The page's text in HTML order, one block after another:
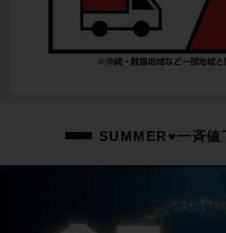
ブレーキキャリパー
ULTEGRA BR-R8070
一体型 TREK AERO VR-CF / 440mm
SUMMER♥一斉値